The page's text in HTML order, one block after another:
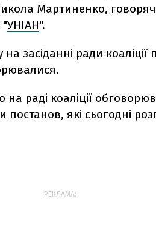
Мартиненко,
"УНІАН".
засіданні ради
раді коаліції
які сьогодні
РЕКЛАМА: